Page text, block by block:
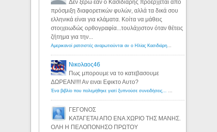
Δεν ξέρω εάν ο Κασιδιάρης προέρχεται από
πρόσμιξη διαφορετικών φυλών, αλλά τα δικά σου
ελληνικά είναι για κλάματα. Κοίτα να μάθεις
στοιχειωδώς ορθογραφία...τουλάχιστον όταν θέτεις
ζήτημα για την...
Αμερικανοί ρατσιστές αναρωτιούνται αν ο Ηλίας Κασιδιάρης ανήκει στη λευκή φυλή... - Λόγιος Ερμής
Νικολαος46
Πως μπορουμε να το κατεβασουμε
ΔΩΡΕΑΝ!!!! Αν ειναι Εφικτο Αυτο?
Ένα βιβλίο που πολεμήθηκε γιατί ξυπνούσε συνειδήσεις... - Λόγιος Ερμής | Η γνώση ξεκινάει με την αναζήτηση...
ΓΕΓΟΝΟΣ
ΚΑΤΑΓΕΤΑΙ ΑΠΟ ΕΝΑ ΧΩΡΙΟ ΤΗΣ ΜΑΝΗΣ.
ΟΛΗ Η ΠΕΛΟΠΟΝΗΣΟ ΠΡΩΤΟΥ